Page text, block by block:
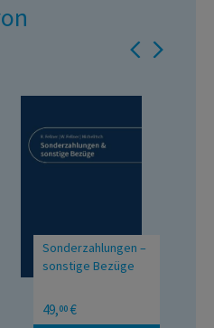
Sonderzahlungen –
sonstige Bezüge
49,00 €